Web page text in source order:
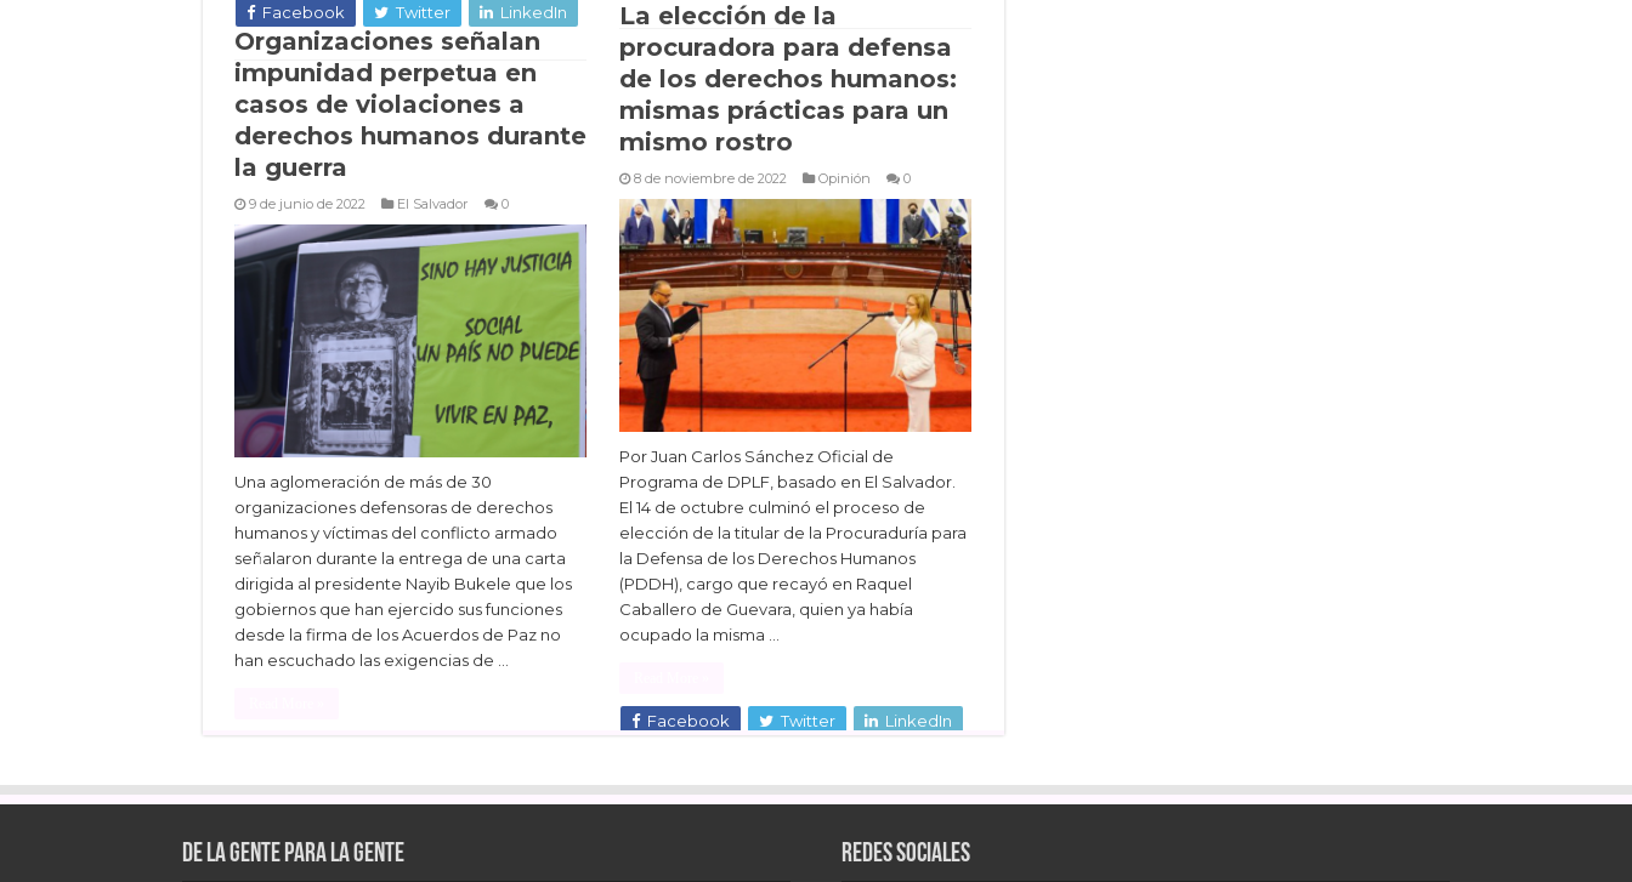
Facebook Twitter LinkedIn
La elección de la
procuradora para defensa
de los derechos humanos:
mismas prácticas para un
mismo rostro
8 de noviembre de 2022 Opinión 0
Por Juan Carlos Sánchez Oficial de
Programa de DPLF, basado en El Salvador.
El 14 de octubre culminó el proceso de
elección de la titular de la Procuraduría para
la Defensa de los Derechos Humanos
(PDDH), cargo que recayó en Raquel
Caballero de Guevara, quien ya había
ocupado la misma …
Facebook Twitter LinkedIn
Organizaciones señalan
impunidad perpetua en
casos de violaciones a
derechos humanos durante
la guerra
9 de junio de 2022 El Salvador 0
Una aglomeración de más de 30
organizaciones defensoras de derechos
humanos y víctimas del conflicto armado
señalaron durante la entrega de una carta
dirigida al presidente Nayib Bukele que los
gobiernos que han ejercido sus funciones
desde la firma de los Acuerdos de Paz no
han escuchado las exigencias de …
De la gente para la gente Redes sociales